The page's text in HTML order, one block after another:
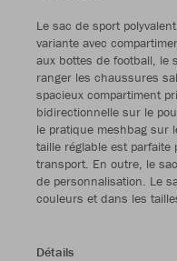
Le sac de sport
variante avec
aux bottes de football, le
ranger les chaussures
spacieux compartiment
bidirectionnelle sur le
le pratique meshbag sur
taille réglable est
transport. En outre, le
de personnalisation. Le
couleurs et dans les
Détails